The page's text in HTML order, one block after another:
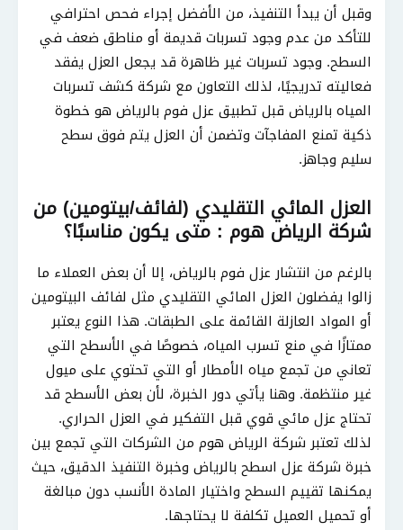
وقبل أن يبدأ التنفيذ، من الأفضل إجراء فحص احترافي
للتأكد من عدم وجود تسربات قديمة أو مناطق ضعف في
السطح. وجود تسربات غير ظاهرة قد يجعل العزل يفقد
فعاليته تدريجيًا، لذلك التعاون مع شركة كشف تسربات
المياه بالرياض قبل تطبيق عزل فوم بالرياض هو خطوة
ذكية تمنع المفاجآت وتضمن أن العزل يتم فوق سطح
سليم وجاهز.
العزل المائي التقليدي (لفائف/بيتومين) من
شركة الرياض هوم : متى يكون مناسبًا؟
بالرغم من انتشار عزل فوم بالرياض، إلا أن بعض العملاء ما
زالوا يفضلون العزل المائي التقليدي مثل لفائف البيتومين
أو المواد العازلة القائمة على الطبقات. هذا النوع يعتبر
ممتازًا في منع تسرب المياه، خصوصًا في الأسطح التي
تعاني من تجمع مياه الأمطار أو التي تحتوي على ميول
غير منتظمة. وهنا يأتي دور الخبرة، لأن بعض الأسطح قد
تحتاج عزل مائي قوي قبل التفكير في العزل الحراري.
لذلك تعتبر شركة الرياض هوم من الشركات التي تجمع بين
خبرة شركة عزل اسطح بالرياض وخبرة التنفيذ الدقيق، حيث
يمكنها تقييم السطح واختيار المادة الأنسب دون مبالغة
أو تحميل العميل تكلفة لا يحتاجها.